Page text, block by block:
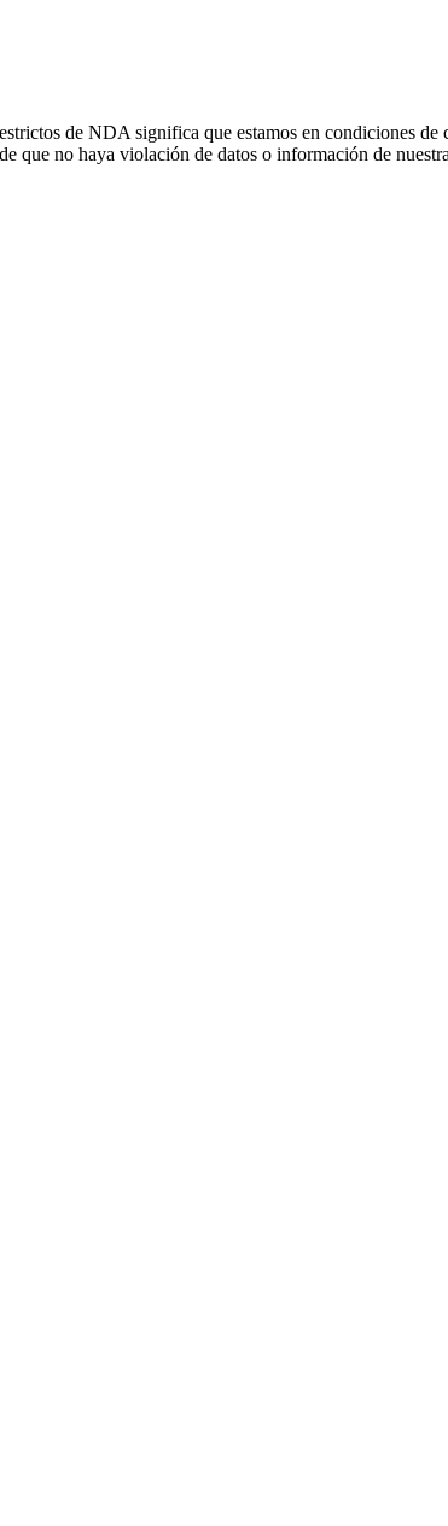
de NDA significa que estamos en condiciones
que no haya violación de datos o información de